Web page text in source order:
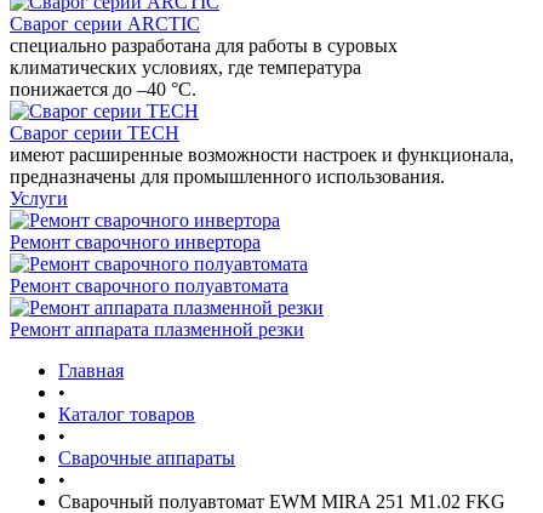
Сварог серии ARCTIC
специально разработана для работы в суровых
климатических условиях, где температура
понижается до –40 °С.
Сварог серии TECH
имеют расширенные возможности настроек и функционала,
предназначены для промышленного использования.
Услуги
Ремонт сварочного инвертора
Ремонт сварочного полуавтомата
Ремонт аппарата плазменной резки
Главная
•
Каталог товаров
•
Сварочные аппараты
•
Сварочный полуавтомат EWM MIRA 251 M1.02 FKG